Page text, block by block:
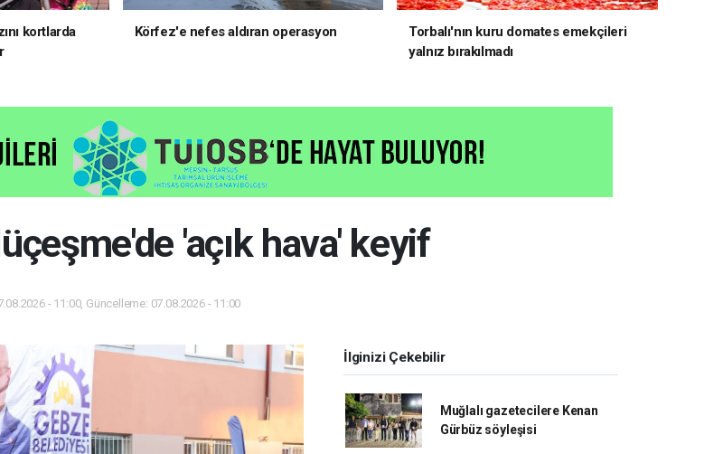
kortlarda
Körfez'e nefes aldıran operasyon
Torbalı'nın kuru domates emekçileri
yalnız bırakılmadı
'açık hava' keyif
- 11:00, Güncelleme: 07.08.2026 - 11:00
İlginizi Çekebilir
Muğlalı gazetecilere Kenan
Gürbüz söyleşisi